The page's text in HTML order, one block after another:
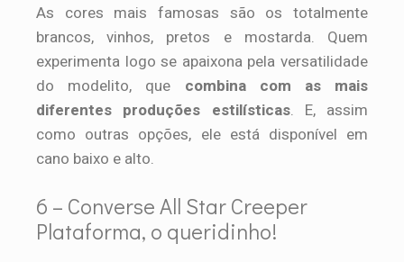
As cores mais famosas são os totalmente
brancos, vinhos, pretos e mostarda. Quem
experimenta logo se apaixona pela versatilidade
do modelito, que combina com as mais
diferentes produções estilísticas. E, assim
como outras opções, ele está disponível em
cano baixo e alto.
6 – Converse All Star Creeper
Plataforma, o queridinho!